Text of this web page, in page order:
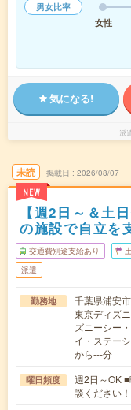
男女比率
女性
気になる!
派
未読
NEW
掲載日 2026/08/07
【週2日～＆土
の施設で自立を
交通費別途支給あり
派遣
勤務地
千葉県浦安市
東京ディズ
ズニーシー
イ・ステー
から---分
曜日頻度
週2日～OK
談ください！